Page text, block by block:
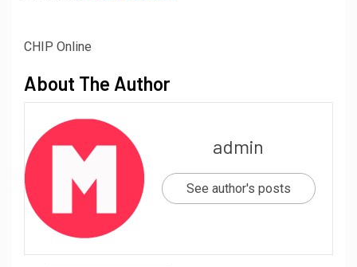
CHIP Online
About The Author
admin
See author's posts